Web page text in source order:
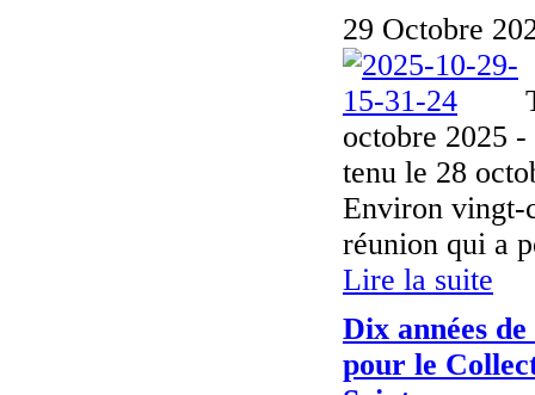
29 Octobre
octobre 2025
tenu le 28
Environ vingt-
réunion qui a
Lire la suite
Dix années
pour le